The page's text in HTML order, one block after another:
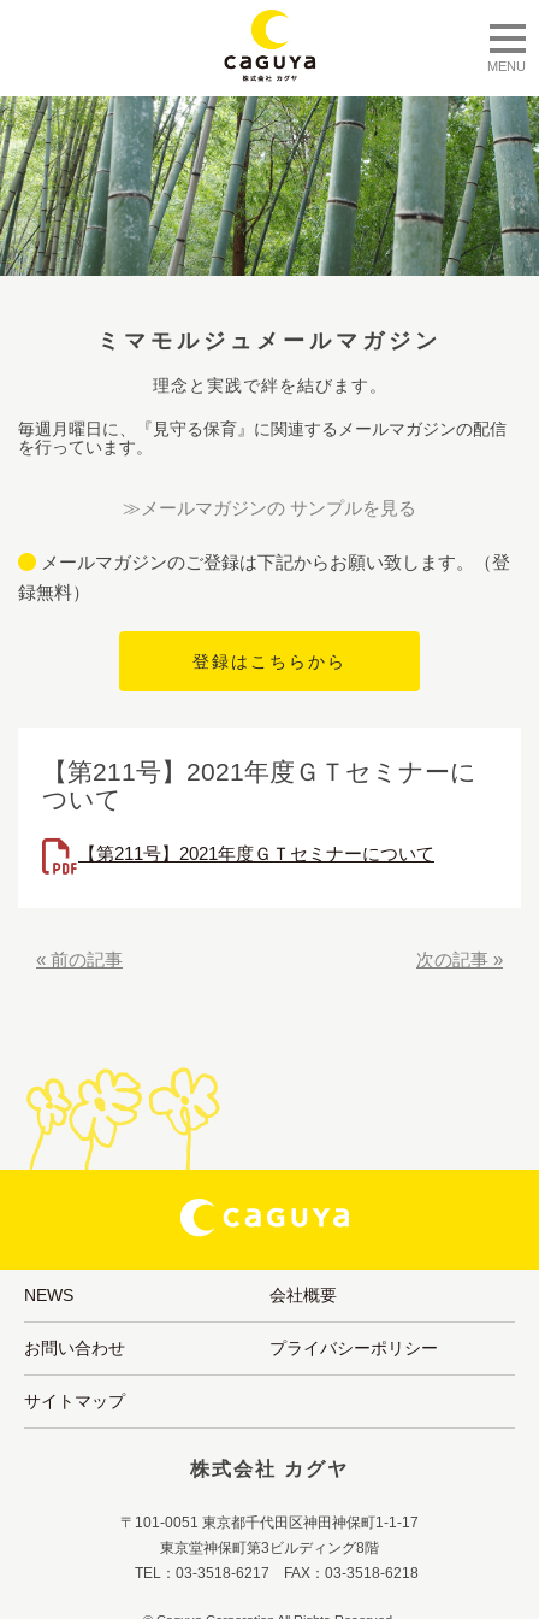
MENU
ミマモルジュメールマガジン
理念と実践で絆を結びます。
毎週月曜日に、『見守る保育』に関連するメールマガジンの配信
を行っています。
≫メールマガジンの サンプルを見る
メールマガジンのご登録は下記からお願い致します。（登
録無料）
【第211号】2021年度ＧＴセミナーに
ついて
【第211号】2021年度ＧＴセミナーについて
« 前の記事 次の記事 »
NEWS 会社概要
お問い合わせ プライバシーポリシー
サイトマップ
株式会社 カグヤ
〒101-0051 東京都千代田区神田神保町1-1-17
東京堂神保町第3ビルディング8階
TEL：03-3518-6217 FAX：03-3518-6218